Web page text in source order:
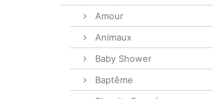
Amour
Animaux
Baby Shower
Baptême